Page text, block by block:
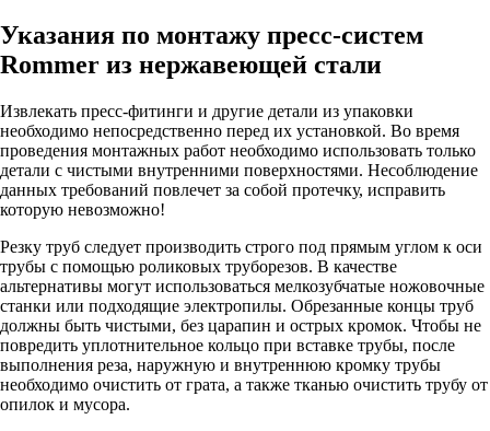
Указания по монтажу пресс-систем
Rommer из нержавеющей стали
Извлекать пресс-фитинги и другие детали из упаковки
необходимо непосредственно перед их установкой. Во время
проведения монтажных работ необходимо использовать только
детали с чистыми внутренними поверхностями. Несоблюдение
данных требований повлечет за собой протечку, исправить
которую невозможно!
Резку труб следует производить строго под прямым углом к оси
трубы с помощью роликовых труборезов. В качестве
альтернативы могут использоваться мелкозубчатые ножовочные
станки или подходящие электропилы. Обрезанные концы труб
должны быть чистыми, без царапин и острых кромок. Чтобы не
повредить уплотнительное кольцо при вставке трубы, после
выполнения реза, наружную и внутреннюю кромку трубы
необходимо очистить от грата, а также тканью очистить трубу от
опилок и мусора.